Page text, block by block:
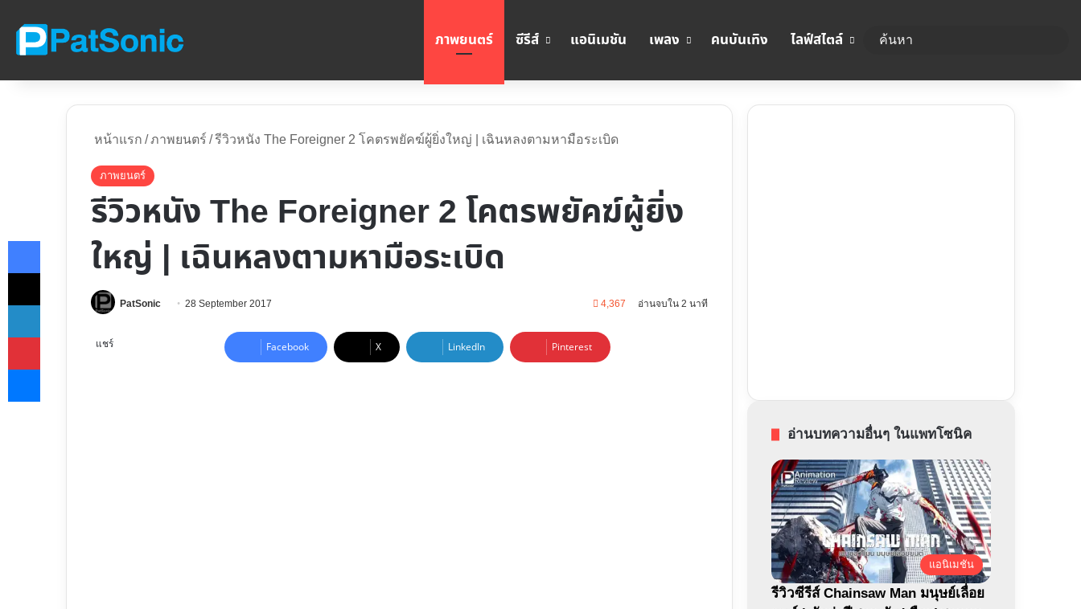
ภาพยนตร์ ซีรีส์ แอนิเมชัน เพลง คนบันเทิง ไลฟ์สไตล์
หน้าแรก /ภาพยนตร์ /รีวิวหนัง The Foreigner 2 โคตรพยัคฆ์ผู้ยิ่งใหญ่ | เฉินหลงตามหามือระเบิด
ภาพยนตร์
รีวิวหนัง The Foreigner 2 โคตรพยัคฆ์ผู้ยิ่ง
ใหญ่ | เฉินหลงตามหามือระเบิด
PatSonic
Follow28 September 2017 4,367 อ่านจบใน 2 นาที
แชร์ Facebook X LinkedIn Pinterest
อ่านบทความอื่นๆ ในแพทโซนิค
แอนิเมชัน
รีวิวซีรีส์ Chainsaw Man มนุษย์เลื่อย
Facebook
X
LinkedIn
Pinterest
Messenger